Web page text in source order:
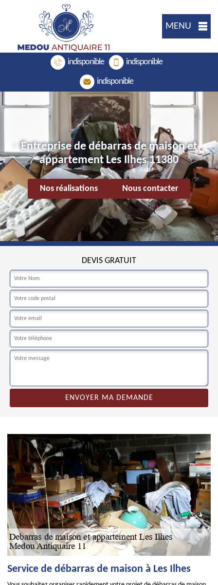
MENU
indisponible indisponible
indisponible
Entreprise de débarras de maison et
appartement Les Ilhes 11380
Nos réalisations Nous contacter
DEVIS GRATUIT
Service de débarras de maison à Les Ilhes